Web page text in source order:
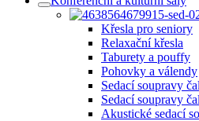
Křesla pro seniory
Relaxační křesla
Taburety a pouffy
Pohovky a válendy
Sedací soupravy
Sedací soupravy
Akustické sedací